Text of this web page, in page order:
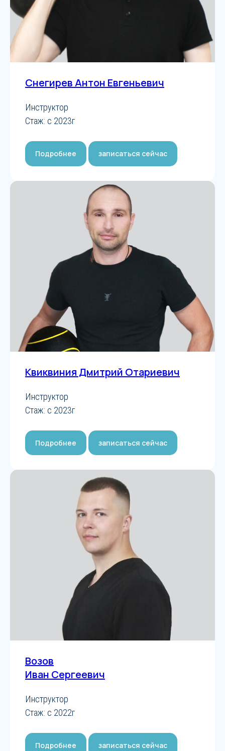
Заказать звонок
Снегирев Антон Евгеньевич
Инструктор
Стаж: с 2023г
Подробнее записаться сейчас
Квиквиния Дмитрий Отариевич
Инструктор
Стаж: с 2023г
Подробнее записаться сейчас
Возов
Иван Сергеевич
Инструктор
Стаж: с 2022г
Подробнее записаться сейчас